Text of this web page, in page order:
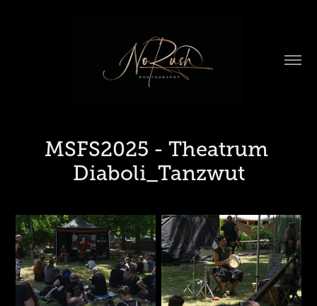
MSFS2025 - Theatrum
Diaboli_Tanzwut